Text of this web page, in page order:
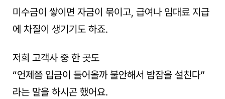
미수금이 쌓이면 자금이 묶이고, 급여나 임대료 지급
에 차질이 생기기도 하죠.
저희 고객사 중 한 곳도
“언제쯤 입금이 들어올까 불안해서 밤잠을 설친다”
라는 말을 하시곤 했어요.